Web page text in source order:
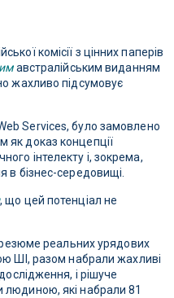
комісії з цінних паперів
австралійським виданням
жахливо підсумовує
Services, було замовлено
як доказ концепції
інтелекту і, зокрема,
в бізнес-середовищі.
, що цей потенціал не
резюме реальних урядових
ШІ, разом набрали жахливі
і рішуче
які набрали 81